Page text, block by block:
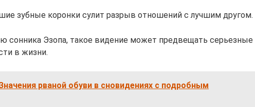
зубные коронки сулит разрыв отношений с лучшим другом.
сонника Эзопа, такое видение может предвещать серьезные
в жизни.
рваной обуви в сновидениях с подробным